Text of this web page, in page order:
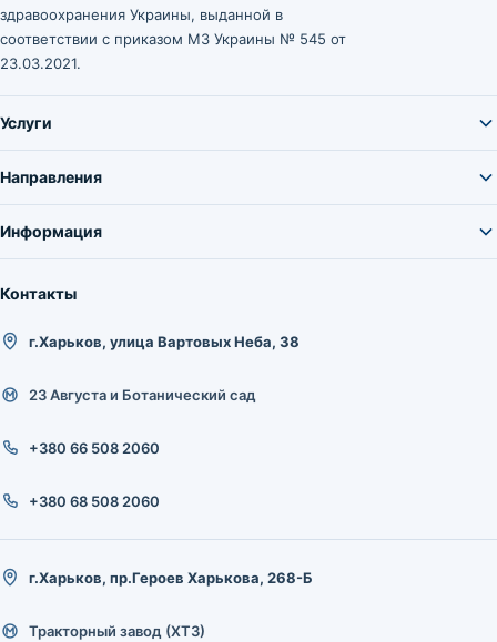
здравоохранения Украины, выданной в
соответствии с приказом МЗ Украины № 545 от
23.03.2021.
Услуги
Направления
Информация
Контакты
г.Харьков, улица Вартовых Неба, 38
23 Августа и Ботанический сад
+380 66 508 2060
+380 68 508 2060
г.Харьков, пр.Героев Харькова, 268-Б
Тракторный завод (ХТЗ)